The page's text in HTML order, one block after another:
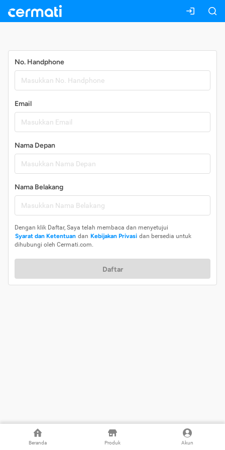
Beranda Produk Akun
No. Handphone
Email
Nama Depan
Nama Belakang
Dengan klik Daftar, Saya telah membaca dan menyetujui
Syarat dan Ketentuan dan Kebijakan Privasi dan bersedia untuk
dihubungi oleh Cermati.com.
Daftar